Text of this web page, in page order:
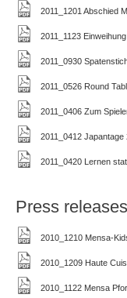
2011_1201 Abschied
2011_1123
2011_0930
2011_0526 Round
2011_0406 Zum
2011_0412
2011_0420 Lernen
Press
2010_1210 Mensa-
2010_1209 Haute
2010_1122 Mensa